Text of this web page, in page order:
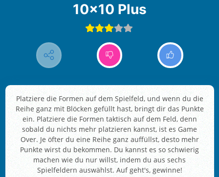
10x10 Plus
Platziere die Formen auf dem Spielfeld, und wenn du die
Reihe ganz mit Blöcken gefüllt hast, bringt dir das Punkte
ein. Platziere die Formen taktisch auf dem Feld, denn
sobald du nichts mehr platzieren kannst, ist es Game
Over. Je öfter du eine Reihe ganz auffüllst, desto mehr
Punkte wirst du bekommen. Du kannst es so schwierig
machen wie du nur willst, indem du aus sechs
Spielfeldern auswählst. Auf geht's, gewinne!